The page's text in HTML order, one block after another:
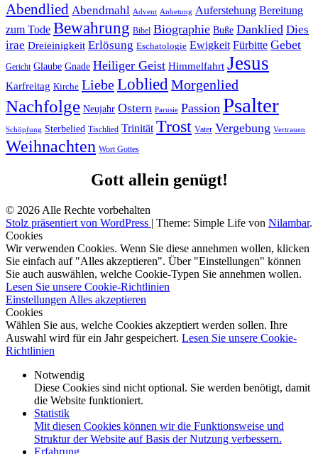
Abendlied Abendmahl Advent Anbetung Auferstehung Bereitung
zum Tode Bewahrung Bibel Biographie Buße Danklied Dies
irae Dreieinigkeit Erlösung Eschatologie Ewigkeit Fürbitte Gebet
Gericht Glaube Gnade Heiliger Geist Himmelfahrt Jesus
Karfreitag Kirche LiebeLobliedMorgenlied
Nachfolge Neujahr Ostern Parusie Passion Psalter
Schöpfung Sterbelied Tischlied Trinität Trost Vater Vergebung Vertrauen
Weihnachten Wort Gottes
Gott allein genügt!
© 2026 Alle Rechte vorbehalten
Stolz präsentiert von WordPress | Theme: Simple Life von Nilambar.
Cookies
Wir verwenden Cookies. Wenn Sie diese annehmen wollen, klicken
Sie einfach auf "Alles akzeptieren". Über "Einstellungen" können
Sie auch auswählen, welche Cookie-Typen Sie annehmen wollen.
Lesen Sie unsere Cookie-Richtlinien
Einstellungen Alles akzeptieren
Cookies
Wählen Sie aus, welche Cookies akzeptiert werden sollen. Ihre
Auswahl wird für ein Jahr gespeichert. Lesen Sie unsere Cookie-
Richtlinien
Notwendig
Diese Cookies sind nicht optional. Sie werden benötigt, damit
die Website funktioniert.
Statistik
Mit diesen Cookies können wir die Funktionsweise und
Struktur der Website auf Basis der Nutzung verbessern.